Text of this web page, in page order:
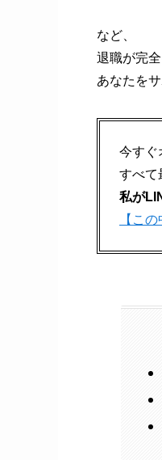
など、
退職が完
あなたを
今すぐ
すべて
私が
【こ